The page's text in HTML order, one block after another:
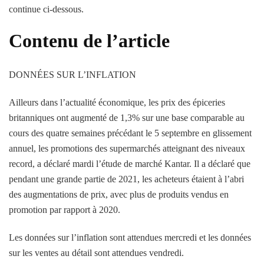
continue ci-dessous.
Contenu de l’article
DONNÉES SUR L’INFLATION
Ailleurs dans l’actualité économique, les prix des épiceries
britanniques ont augmenté de 1,3% sur une base comparable au
cours des quatre semaines précédant le 5 septembre en glissement
annuel, les promotions des supermarchés atteignant des niveaux
record, a déclaré mardi l’étude de marché Kantar. Il a déclaré que
pendant une grande partie de 2021, les acheteurs étaient à l’abri
des augmentations de prix, avec plus de produits vendus en
promotion par rapport à 2020.
Les données sur l’inflation sont attendues mercredi et les données
sur les ventes au détail sont attendues vendredi.